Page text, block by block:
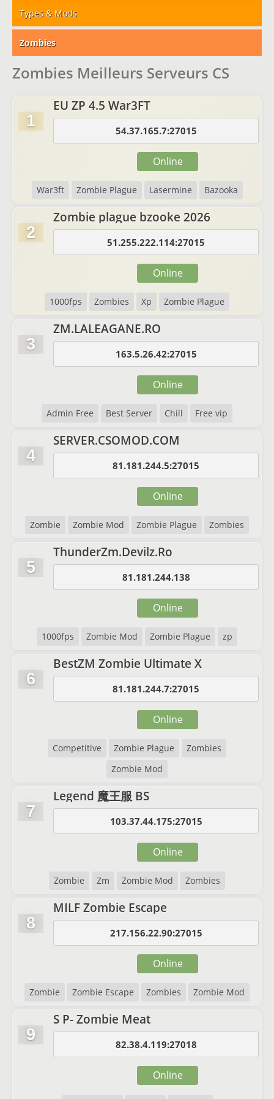
Types & Mods
Zombies
Zombies Meilleurs Serveurs CS
1
EU ZP 4.5 War3FT
54.37.165.7:27015
War3ft Zombie Plague Lasermine Bazooka
Online
2
Zombie plague bzooke 2026
51.255.222.114:27015
1000fps Zombies Xp Zombie Plague
Online
3
ZM.LALEAGANE.RO
163.5.26.42:27015
Admin Free Best Server Chill Free vip
Online
4
SERVER.CSOMOD.COM
81.181.244.5:27015
Zombie Zombie Mod Zombie Plague Zombies
Online
5
ThunderZm.Devilz.Ro
81.181.244.138
1000fps Zombie Mod Zombie Plague zp
Online
6
BestZM Zombie Ultimate X
81.181.244.7:27015
Competitive Zombie Plague
Zombies
Zombie Mod
Online
7
Legend 魔王服 BS
103.37.44.175:27015
Zombie Zm Zombie Mod Zombies
Online
8
MILF Zombie Escape
217.156.22.90:27015
Zombie Zombie Escape Zombies Zombie Mod
Online
9
S P- Zombie Meat
82.38.4.119:27018
Online